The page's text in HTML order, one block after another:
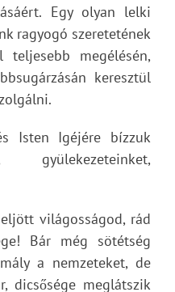
Egy olyan lelki
ragyogó szeretetének
megélésén,
keresztül
Isten Igéjére bízzuk
gyülekezeteinket,
világosságod, rád
Bár még sötétség
a nemzeteket, de
dicsősége meglátszik